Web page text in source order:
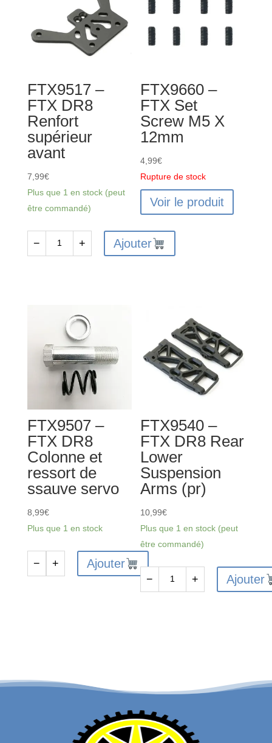
Cups
de
direction
en
FTX9517 –
FTX DR8
Renfort
supérieur
avant
7,99€
Plus que 1 en stock (peut
être commandé)
Renfort
supérieur
− + Ajouter
FTX9660 –
FTX Set
Screw M5 X
12mm
4,99€
Rupture de stock
Voir le produit
FTX9507 –
FTX DR8
Colonne et
ressort de
ssauve servo
8,99€
Plus que 1 en stock
et
− + Ajouter
FTX9540 –
FTX DR8 Rear
Lower
Suspension
Arms (pr)
10,99€
Plus que 1 en stock (peut
être commandé)
Lower
Suspension
Arms
− + Ajouter